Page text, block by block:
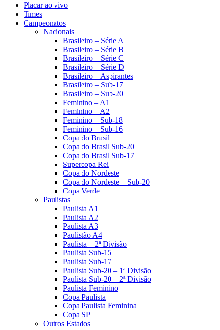
Placar ao vivo
Times
Campeonatos
Nacionais
Brasileiro – Série A
Brasileiro – Série B
Brasileiro – Série C
Brasileiro – Série D
Brasileiro – Aspirantes
Brasileiro – Sub-17
Brasileiro – Sub-20
Feminino – A1
Feminino – A2
Feminino – Sub-18
Feminino – Sub-16
Copa do Brasil
Copa do Brasil Sub-20
Copa do Brasil Sub-17
Supercopa Rei
Copa do Nordeste
Copa do Nordeste – Sub-20
Copa Verde
Paulistas
Paulista A1
Paulista A2
Paulista A3
Paulistão A4
Paulista – 2ª Divisão
Paulista Sub-15
Paulista Sub-17
Paulista Sub-20 – 1ª Divisão
Paulista Sub-20 – 2ª Divisão
Paulista Feminino
Copa Paulista
Copa Paulista Feminina
Copa SP
Outros Estados